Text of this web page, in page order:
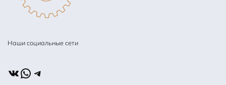
Наши социальные сети
ВКонтакте
WhatsApp
Telegram